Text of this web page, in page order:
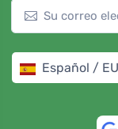
Español /